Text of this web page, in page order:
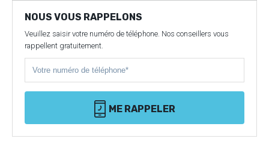
NOUS VOUS RAPPELONS
Veuillez saisir votre numéro de téléphone. Nos conseillers vous
rappellent gratuitement.
ME RAPPELER